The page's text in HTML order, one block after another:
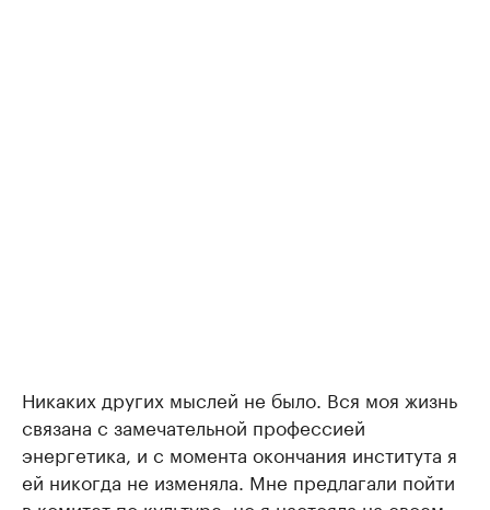
Никаких других мыслей не было. Вся моя жизнь
связана с замечательной профессией
энергетика, и с момента окончания института я
ей никогда не изменяла. Мне предлагали пойти